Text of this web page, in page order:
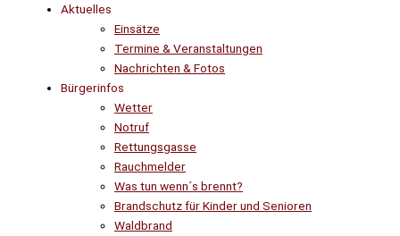
Aktuelles
Einsätze
Termine & Veranstaltungen
Nachrichten & Fotos
Bürgerinfos
Wetter
Notruf
Rettungsgasse
Rauchmelder
Was tun wenn´s brennt?
Brandschutz für Kinder und Senioren
Waldbrand